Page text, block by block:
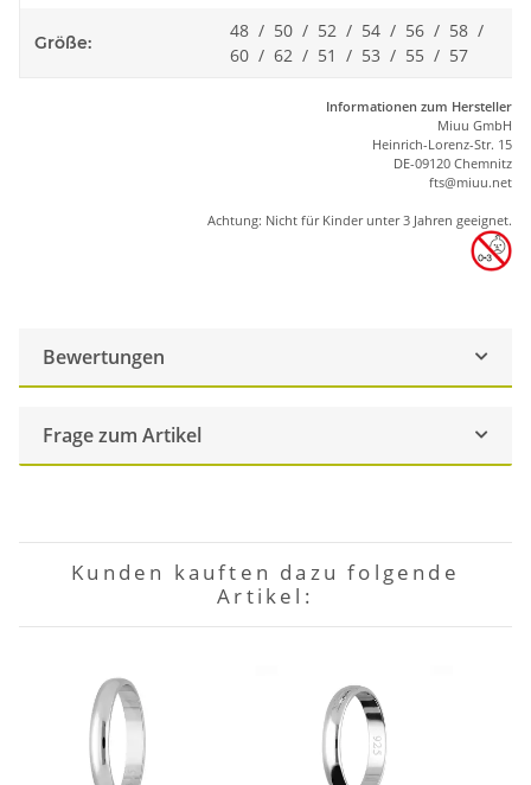
Größe:
48 / 50 / 52 / 54 / 56 / 58 /
60 / 62 / 51 / 53 / 55 / 57
Informationen zum Hersteller
Miuu GmbH
Heinrich-Lorenz-Str. 15
DE-09120 Chemnitz
fts@miuu.net
Achtung: Nicht für Kinder unter 3 Jahren geeignet.
Bewertungen
Frage zum Artikel
Kunden kauften dazu folgende
Artikel: